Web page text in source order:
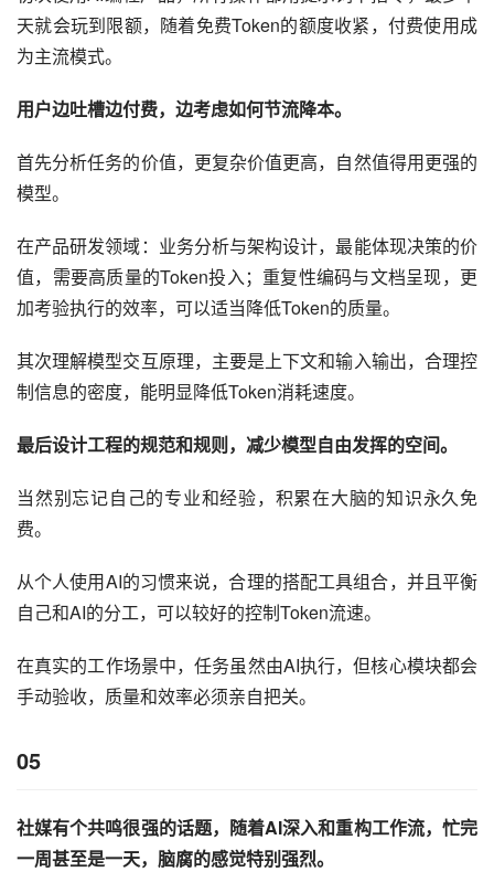
天就会玩到限额，随着免费Token的额度收紧，付费使用成
为主流模式。
用户边吐槽边付费，边考虑如何节流降本。
首先分析任务的价值，更复杂价值更高，自然值得用更强的
模型。
在产品研发领域：业务分析与架构设计，最能体现决策的价
值，需要高质量的Token投入；重复性编码与文档呈现，更
加考验执行的效率，可以适当降低Token的质量。
其次理解模型交互原理，主要是上下文和输入输出，合理控
制信息的密度，能明显降低Token消耗速度。
最后设计工程的规范和规则，减少模型自由发挥的空间。
当然别忘记自己的专业和经验，积累在大脑的知识永久免
费。
从个人使用AI的习惯来说，合理的搭配工具组合，并且平衡
自己和AI的分工，可以较好的控制Token流速。
在真实的工作场景中，任务虽然由AI执行，但核心模块都会
手动验收，质量和效率必须亲自把关。
05
社媒有个共鸣很强的话题，随着AI深入和重构工作流，忙完
一周甚至是一天，脑腐的感觉特别强烈。